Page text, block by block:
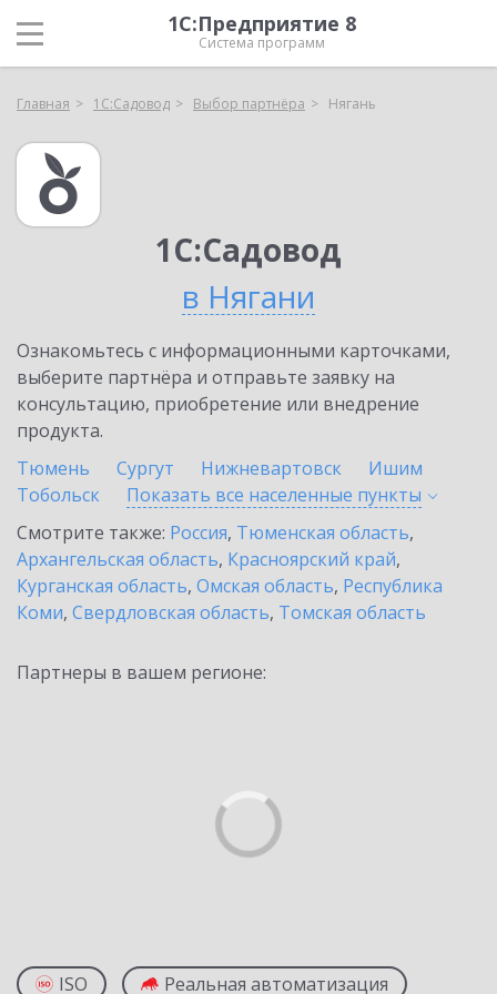
1С:Предприятие 8
Система программ
Главная 1С:Садовод Выбор партнёра Нягань
1С:Садовод
в Нягани
Ознакомьтесь с информационными карточками,
выберите партнёра и отправьте заявку на
консультацию, приобретение или внедрение
продукта.
Тюмень
Сургут Нижневартовск
Ишим
Тобольск
Показать все населенные пункты
Смотрите также: Россия, Тюменская область,
Архангельская область, Красноярский край,
Курганская область, Омская область, Республика
Коми, Свердловская область, Томская область
Партнеры в вашем регионе:
ISO Реальная автоматизация